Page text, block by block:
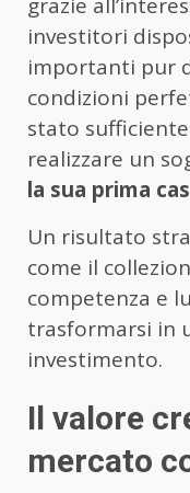
grazie
investitori
importanti pur
condizioni
stato
realizzare un
la sua prima
Un risultato
come il
competenza e
trasformarsi in
investimento.
Il valore
mercato